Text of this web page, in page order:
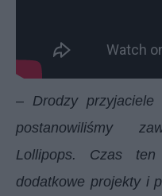
– Drodzy
postanowiliśmy
Lollipops. Czas
dodatkowe projekty i